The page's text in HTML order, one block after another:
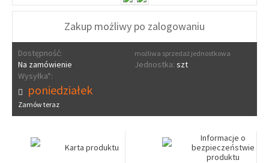
Zakup możliwy po zalogowaniu
Dostępność:
Na zamówienie
możliwa sprzedaż jednostkowa
Jednostka: szt
Wysyłka*:
poniedziałek
Zamów teraz
Karta produktu
Informacje o
bezpieczeństwie
produktu